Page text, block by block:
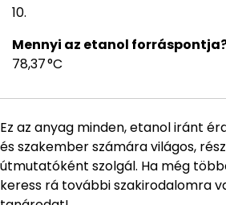
Mennyi az etanol
78,37 °C
Ez az anyag minden, etanol iránt
és szakember számára világos,
útmutatóként szolgál. Ha még
keress rá további szakirodalomra